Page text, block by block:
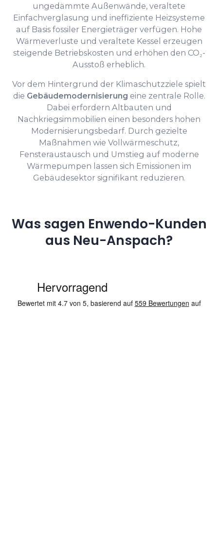
ungedämmte Außenwände, veraltete
Einfachverglasung und ineffiziente Heizsysteme
auf Basis fossiler Energieträger verfügen. Hohe
Wärmeverluste und veraltete Kessel erzeugen
steigende Betriebskosten und erhöhen den CO₂-
Ausstoß erheblich.
Vor dem Hintergrund der Klimaschutzziele spielt
die Gebäudemodernisierung eine zentrale Rolle.
Dabei erfordern Altbauten und
Nachkriegsimmobilien einen besonders hohen
Modernisierungsbedarf. Durch gezielte
Maßnahmen wie Vollwärmeschutz,
Fensteraustausch und Umstieg auf moderne
Wärmepumpen lassen sich Emissionen im
Gebäudesektor signifikant reduzieren.
Was sagen Enwendo-Kunden
aus Neu-Anspach?